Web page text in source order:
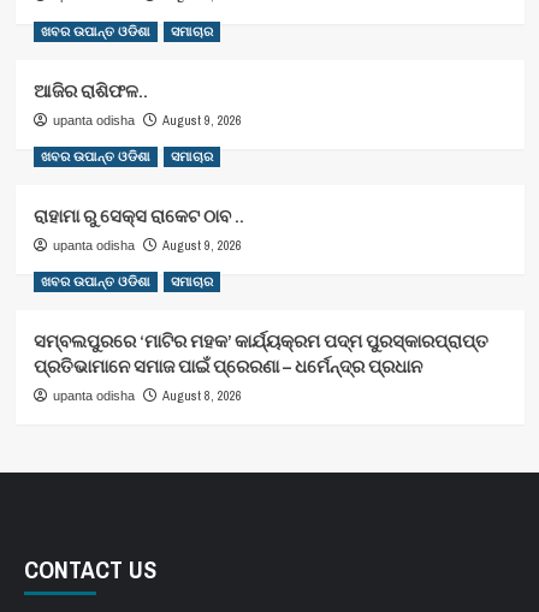
ଖବର ଉପାନ୍ତ ଓଡିଶା ସମାଚାର
ଆଜିର ରାଶିଫଳ..
upanta odisha August 9, 2026
ଖବର ଉପାନ୍ତ ଓଡିଶା ସମାଚାର
ରାହାମା ରୁ ସେକ୍ସ ରାକେଟ ଠାବ ..
upanta odisha August 9, 2026
ଖବର ଉପାନ୍ତ ଓଡିଶା ସମାଚାର
ସମ୍ବଲପୁରରେ ‘ମାଟିର ମହକ’ କାର୍ଯ୍ୟକ୍ରମ ପଦ୍ମ ପୁରସ୍କାରପ୍ରାପ୍ତ
ପ୍ରତିଭାମାନେ ସମାଜ ପାଇଁ ପ୍ରେରଣା – ଧର୍ମେନ୍ଦ୍ର ପ୍ରଧାନ
upanta odisha August 8, 2026
CONTACT US